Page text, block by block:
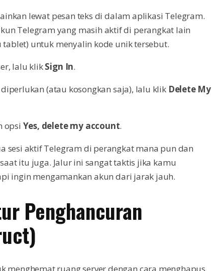
lewat pesan teks di dalam aplikasi Telegram.
Telegram yang masih aktif di perangkat lain
untuk menyalin kode unik tersebut.
lalu klikSign In.
(atau kosongkan saja), lalu klik Delete My
opsi Yes, delete my account.
sesi aktif Telegram di perangkat mana pun dan
itu juga. Jalur ini sangat taktis jika kamu
ingin mengamankan akun dari jarak jauh.
Penghancuran